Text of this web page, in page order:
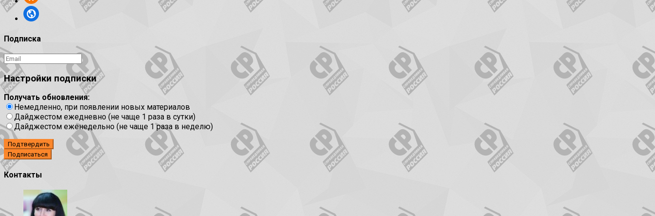
Подписка
Настройки подписки
Получать обновления:
Немедленно, при появлении новых материалов
Дайджестом ежедневно (не чаще 1 раза в сутки)
Дайджестом еженедельно (не чаще 1 раза в неделю)
Подтвердить
Контакты